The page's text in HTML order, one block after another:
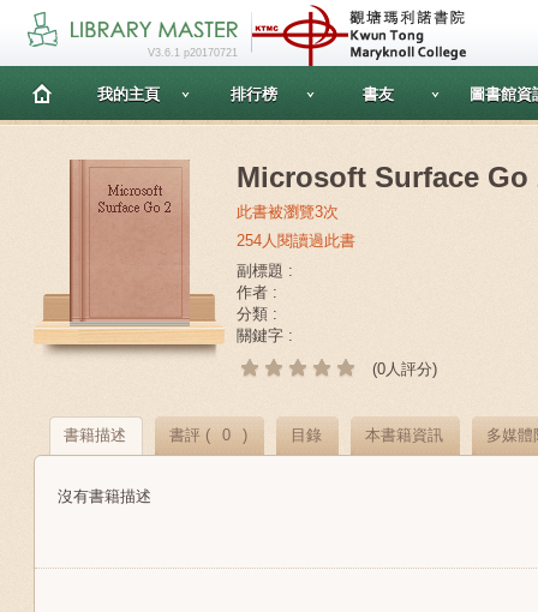
V3.6.1 p20170721
我的主頁 排行榜 書友 圖書館資
Microsoft Surface Go
此書被瀏覽3次
254人閱讀過此書
副標題 :
作者 :
分類 :
關鍵字 :
(0人評分)
書籍描述 書評 ( 0 ) 目錄 本書籍資訊 多媒體
沒有書籍描述